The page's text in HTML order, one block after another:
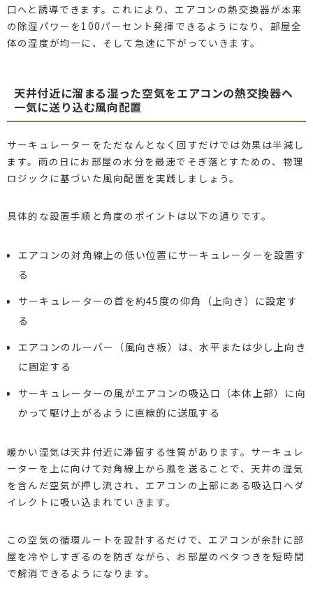
口へと誘導できます。これにより、エアコンの熱交換器が本来
の除湿パワーを100パーセント発揮できるようになり、部屋全
体の湿度が均一に、そして急速に下がっていきます。
天井付近に溜まる湿った空気をエアコンの熱交換器へ
一気に送り込む風向配置
サーキュレーターをただなんとなく回すだけでは効果は半減し
ます。雨の日にお部屋の水分を最速でそぎ落とすための、物理
ロジックに基づいた風向配置を実践しましょう。
具体的な設置手順と角度のポイントは以下の通りです。
エアコンの対角線上の低い位置にサーキュレーターを設置す
る
サーキュレーターの首を約45度の仰角（上向き）に設定す
る
エアコンのルーバー（風向き板）は、水平または少し上向き
に固定する
サーキュレーターの風がエアコンの吸込口（本体上部）に向
かって駆け上がるように直線的に送風する
暖かい湿気は天井付近に滞留する性質があります。サーキュレ
ーターを上に向けて対角線上から風を送ることで、天井の湿気
を含んだ空気が押し流され、エアコンの上部にある吸込口へダ
イレクトに吸い込まれていきます。
この空気の循環ルートを設計するだけで、エアコンが余計に部
屋を冷やしすぎるのを防ぎながら、お部屋のベタつきを短時間
で解消できるようになります。